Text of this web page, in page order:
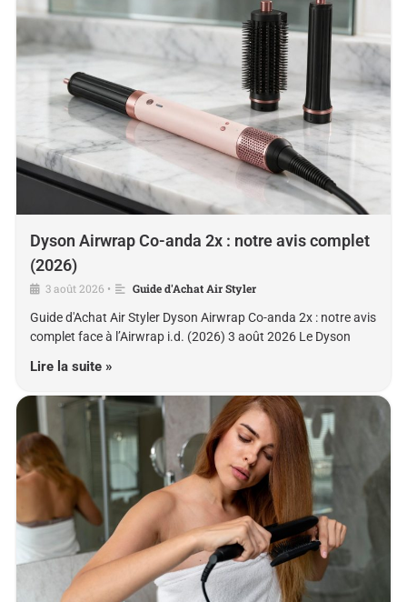
Dyson Airwrap Co-anda 2x : notre avis complet
(2026)
3 août 2026 •
Guide d'Achat Air Styler
Guide d'Achat Air Styler Dyson Airwrap Co-anda 2x : notre avis
complet face à l’Airwrap i.d. (2026) 3 août 2026 Le Dyson
Lire la suite »